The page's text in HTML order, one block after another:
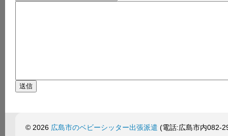
© 2026 広島市のベビーシッター出張派遣 (電話:広島市内082-